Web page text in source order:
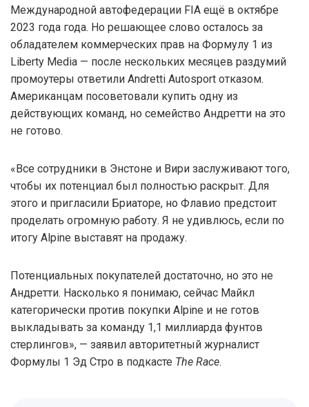
Международной автофедерации FIA ещё в октябре
2023 года года. Но решающее слово осталось за
обладателем коммерческих прав на Формулу 1 из
Liberty Media — после нескольких месяцев раздумий
промоутеры ответили Andretti Autosport отказом.
Американцам посоветовали купить одну из
действующих команд, но семейство Андретти на это
не готово.
«Все сотрудники в Энстоне и Вири заслуживают того,
чтобы их потенциал был полностью раскрыт. Для
этого и пригласили Бриаторе, но Флавио предстоит
проделать огромную работу. Я не удивлюсь, если по
итогу Alpine выставят на продажу.
Потенциальных покупателей достаточно, но это не
Андретти. Насколько я понимаю, сейчас Майкл
категорически против покупки Alpine и не готов
выкладывать за команду 1,1 миллиарда фунтов
стерлингов», — заявил авторитетный журналист
Формулы 1 Эд Стро в подкасте The Race.